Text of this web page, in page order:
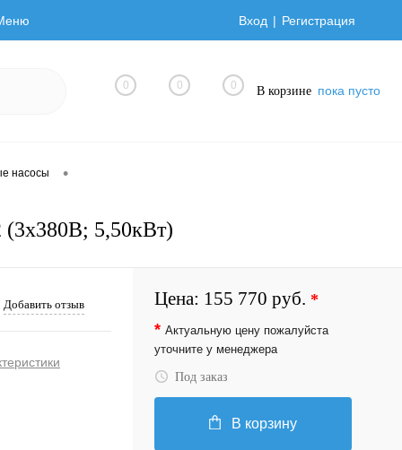
Вход Регистрация
0 0 0 В корзине пока пусто
насосы •
5,50кВт)
Добавить отзыв Цена: 155 770 руб. *
* Актуальную цену пожалуйста
уточните у менеджера
Под заказ
В корзину